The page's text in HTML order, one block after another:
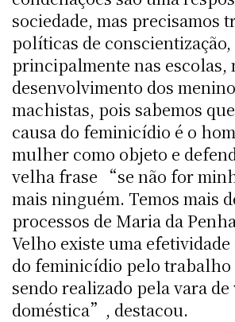
sociedade, mas precisamos
políticas de conscientização,
principalmente nas escolas,
desenvolvimento dos
machistas, pois sabemos
causa do feminicídio é o
mulher como objeto e
velha frase “se não for
mais ninguém. Temos mais
processos de Maria da
Velho existe uma efetividade
do feminicídio pelo trabalho
sendo realizado pela vara
doméstica”, destacou.